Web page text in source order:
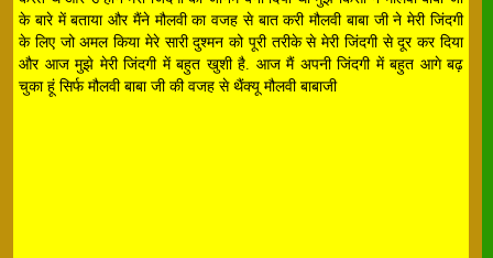
के बारे में बताया और मैंने मौलवी का वजह से बात करी मौलवी बाबा जी ने मेरी जिंदगी
के लिए जो अमल किया मेरे सारी दुश्मन को पूरी तरीके से मेरी जिंदगी से दूर कर दिया
और आज मुझे मेरी जिंदगी में बहुत खुशी है. आज मैं अपनी जिंदगी में बहुत आगे बढ़
चुका हूं सिर्फ मौलवी बाबा जी की वजह से थैंक्यू मौलवी बाबाजी